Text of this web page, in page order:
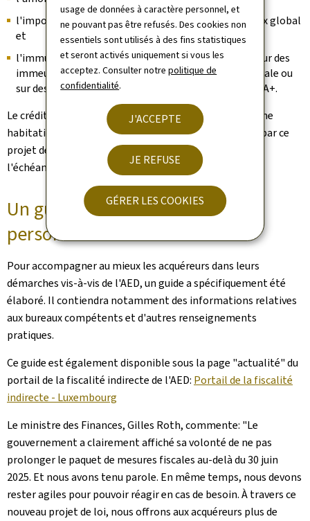
usage de données à caractère personnel, et
ne pouvant pas être refusés. Des cookies non
essentiels sont utilisés à des fins statistiques
et seront activés uniquement si vous les
acceptez. Consulter notrepolitique de
confidentialité.
J'ACCEPTE
JE REFUSE
GÉRER LES COOKIES
l'imposition des bénéfices de cession au quart du taux global
et
l'immunisation de la plus-value en cas de transfert sur des
immeubles utilisés à des fins de gestion locative sociale ou
sur des bâtiments d'habitation atteignant le niveau A+.
Le crédit d'impôt "Bëllegen Akt" pour l'acquisition d'une
habitation à des fins personnelles n'est pas concerné par ce
projet de loi. Il sera maintenu à 40.000 euros au-delà de
l'échéance du 30 juin 2025.
Un guide pour accompagner les
personnes concernées
Pour accompagner au mieux les acquéreurs dans leurs
démarches vis-à-vis de l'AED, un guide a spécifiquement été
élaboré. Il contiendra notamment des informations relatives
aux bureaux compétents et d'autres renseignements
pratiques.
Ce guide est également disponible sous la page "actualité" du
portail de la fiscalité indirecte de l'AED: Portail de la fiscalité
indirecte - Luxembourg
Le ministre des Finances, Gilles Roth, commente: "Le
gouvernement a clairement affiché sa volonté de ne pas
prolonger le paquet de mesures fiscales au-delà du 30 juin
2025. Et nous avons tenu parole. En même temps, nous devons
rester agiles pour pouvoir réagir en cas de besoin. À travers ce
nouveau projet de loi, nous offrons aux acquéreurs plus de